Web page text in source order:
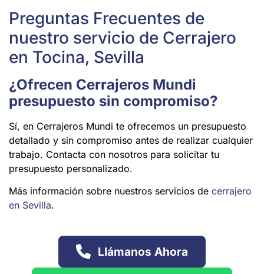
Preguntas Frecuentes de
nuestro servicio de Cerrajero
en Tocina, Sevilla
¿Ofrecen Cerrajeros Mundi
presupuesto sin compromiso?
Sí, en Cerrajeros Mundi te ofrecemos un presupuesto
detallado y sin compromiso antes de realizar cualquier
trabajo. Contacta con nosotros para solicitar tu
presupuesto personalizado.
Más información sobre nuestros servicios de cerrajero
en Sevilla.
Llámanos Ahora